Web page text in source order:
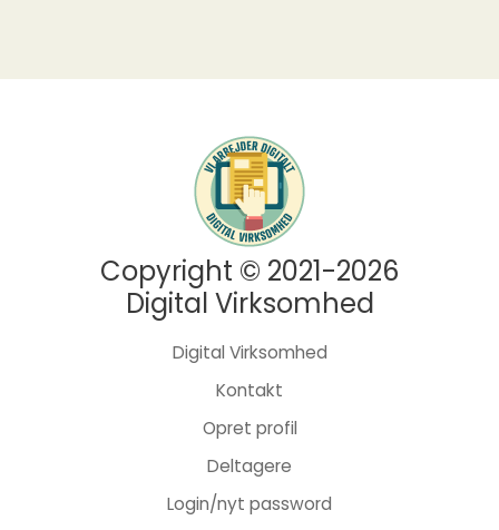
Copyright © 2021-2026
Digital Virksomhed
Digital Virksomhed
Kontakt
Opret profil
Deltagere
Login/nyt password